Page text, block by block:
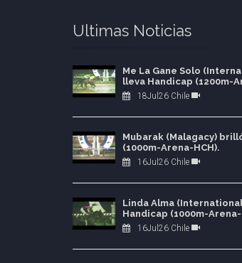
Ultimas Noticias
Me La Gane Solo
lleva Handicap (1200m-
18Jul26 Chile
Mubarak (Malagacy)
(1000m-Arena-HCH).
16Jul26 Chile
Linda Alma
Handicap (1000m-Arena-
16Jul26 Chile